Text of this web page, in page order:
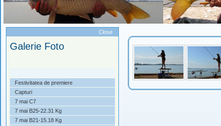
Close
Galerie Foto
Festivitatea de premiere
Capturi
7 mai C7
7 mai B25-22.31 Kg
7 mai B21-15.18 Kg